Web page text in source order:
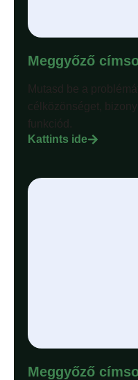
Meggyőző
Mutasd be a
célközönséget,
funkciód.
Kattints ide
Meggyőző